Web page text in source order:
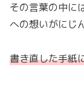
その言葉の中に
への想いがにじ
書き直した手紙